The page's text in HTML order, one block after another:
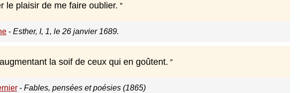
le plaisir de me faire oublier.
- Esther, I, 1, le 26 janvier 1689.
la soif de ceux qui en goûtent.
- Fables, pensées et poésies (1865)